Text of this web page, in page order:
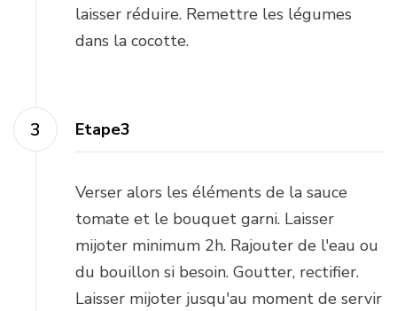
laisser réduire. Remettre les légumes
dans la cocotte.
Etape3
Verser alors les éléments de la sauce
tomate et le bouquet garni. Laisser
mijoter minimum 2h. Rajouter de l'eau ou
du bouillon si besoin. Goutter, rectifier.
Laisser mijoter jusqu'au moment de servir